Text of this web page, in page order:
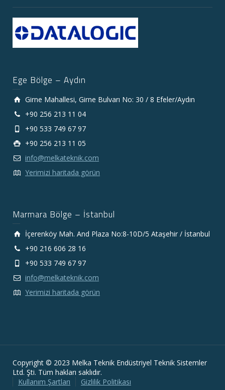
Ege Bölge – Aydın
Girne Mahallesi, Girne Bulvarı No: 30 / 8 Efeler/Aydın
+90 256 213 11 04
+90 533 749 67 97
+90 256 213 11 05
info@melkateknik.com
Yerimizi haritada görün
Marmara Bölge – İstanbul
İçerenköy Mah. And Plaza No:8-10D/5 Ataşehir / İstanbul
+90 216 606 28 16
+90 533 749 67 97
info@melkateknik.com
Yerimizi haritada görün
Copyright © 2023 Melka Teknik Endüstriyel Teknik Sistemler
Ltd. Şti. Tüm hakları saklıdır.
Kullanım Şartları
Gizlilik Politikası